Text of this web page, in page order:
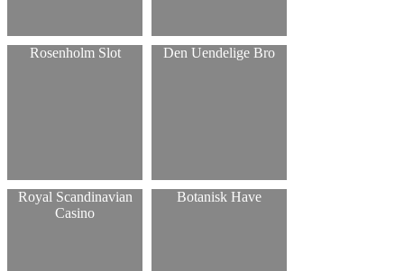
Rosenholm Slot Den Uendelige Bro
Royal Scandinavian
Casino
Botanisk Have